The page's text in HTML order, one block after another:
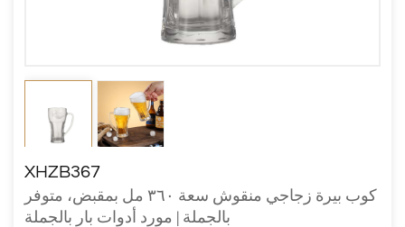
XHZB367
كوب بيرة زجاجي منقوش سعة ٣٦٠ مل بمقبض، متوفر
بالجملة | مورد أدوات بار بالجملة